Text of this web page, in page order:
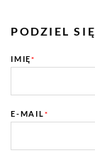
PODZIEL
IMIĘ*
E-MAIL*